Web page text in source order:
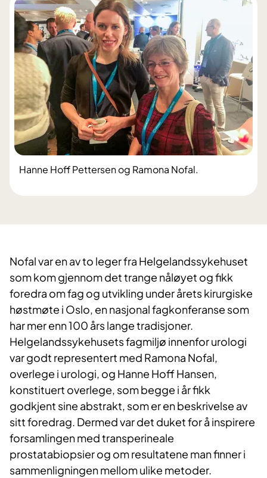
Hanne Hoff Pettersen og Ramona Nofal.
Nofal var en av to leger fra Helgelandssykehuset
som kom gjennom det trange nåløyet og fikk
foredra om fag og utvikling under årets kirurgiske
høstmøte i Oslo, en nasjonal fagkonferanse som
har mer enn 100 års lange tradisjoner.
Helgelandssykehusets fagmiljø innenfor urologi
var godt representert med Ramona Nofal,
overlege i urologi, og Hanne Hoff Hansen,
konstituert overlege, som begge i år fikk
godkjent sine abstrakt, som er en beskrivelse av
sitt foredrag. Dermed var det duket for å inspirere
forsamlingen med transperineale
prostatabiopsier og om resultatene man finner i
sammenligningen mellom ulike metoder.